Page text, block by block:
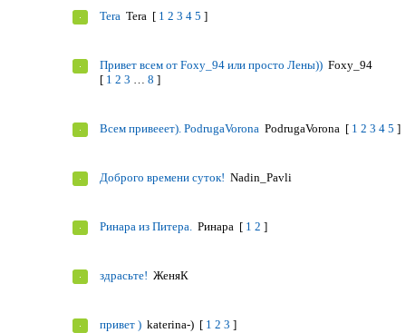
Tera Tera [ 1 2 3 4 5 ]
Привет всем от Foxy_94 или просто Лены)) Foxy_94
[ 1 2 3 … 8 ]
Всем привееет). PodrugaVorona PodrugaVorona [ 1 2 3 4 5 ]
Доброго времени суток! Nadin_Pavli
Ринара из Питера. Ринара [ 1 2 ]
здрасьте! ЖеняК
привет ) katerina-) [ 1 2 3 ]